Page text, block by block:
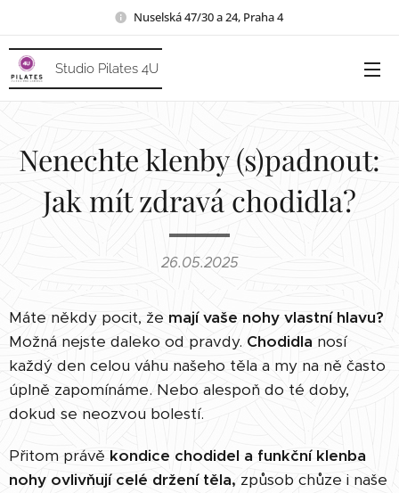
Nuselská 47/30 a 24, Praha 4
Studio Pilates 4U
Nenechte klenby (s)padnout:
Jak mít zdravá chodidla?
26.05.2025
Máte někdy pocit, že mají vaše nohy vlastní hlavu?
Možná nejste daleko od pravdy. Chodidla nosí
každý den celou váhu našeho těla a my na ně často
úplně zapomínáme. Nebo alespoň do té doby,
dokud se neozvou bolestí.
Přitom právě kondice chodidel a funkční klenba
nohy ovlivňují celé držení těla, způsob chůze i naše